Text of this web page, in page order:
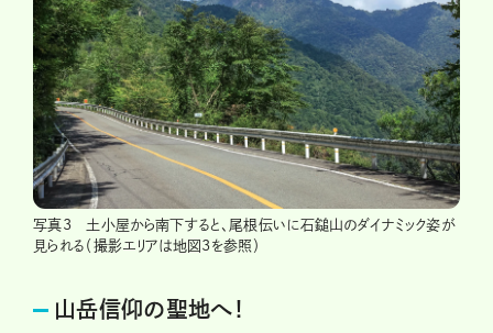
写真3 土小屋から南下すると、尾根伝いに石鎚山のダイナミック姿が
見られる（撮影エリアは地図3を参照）
山岳信仰の聖地へ！